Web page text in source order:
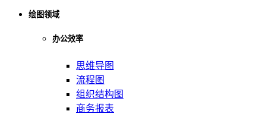
绘图领域
办公效率
思维导图
流程图
组织结构图
商务报表